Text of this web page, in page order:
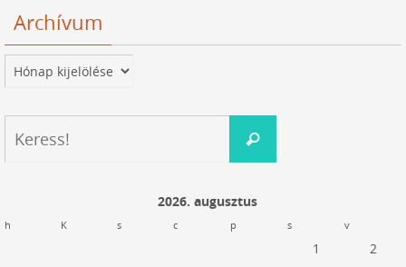
Archívum
Archívum
Keress!
2026. augusztus
h K s c p s v
1
2